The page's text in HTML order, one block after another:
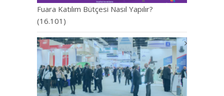
Fuara Katılım Bütçesi Nasıl Yapılır?
(16.101)